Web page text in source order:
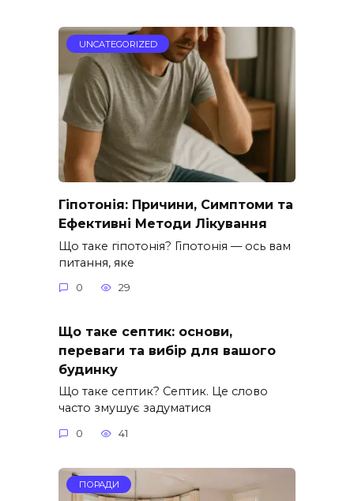
UNCATEGORIZED
Гіпотонія: Причини, Симптоми та
Ефективні Методи Лікування
Що таке гіпотонія? Гіпотонія — ось вам
питання, яке
0 29
Що таке септик: основи,
переваги та вибір для вашого
будинку
Що таке септик? Септик. Це слово
часто змушує задуматися
0 41
ПОРАДИ